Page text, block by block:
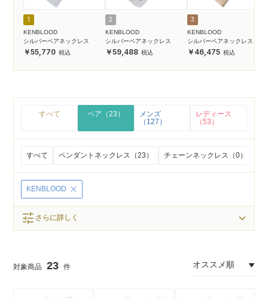
1
KENBLOOD
シルバーペアネックレス
55,770
2
KENBLOOD
シルバーペアネックレス
59,488
3
KENBLOOD
シルバーペアネックレス
46,475
すべて ペア（23）
メンズ
（127）
レディース
（53）
すべて ペンダントネックレス（23） チェーンネックレス（0）
KENBLOOD
tune さらに詳しく
23